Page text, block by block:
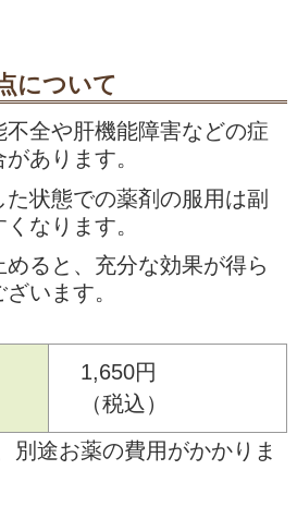
について
不全や肝機能障害などの症
あります。
状態での薬剤の服用は副
なります。
ると、充分な効果が得ら
います。
1,650円
（税込）
別途お薬の費用がかかりま